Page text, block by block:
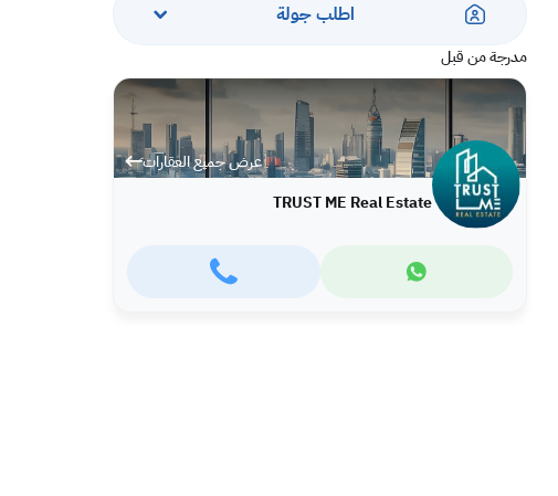
اطلب جولة
مدرجة من قبل
عرض جميع العقارات
TRUST ME Real Estate